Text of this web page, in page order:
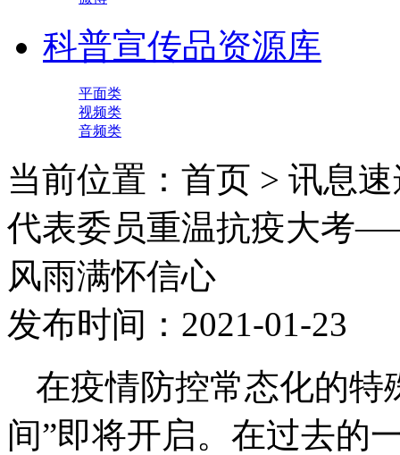
科普宣传品资源库
平面类
视频类
音频类
当前位置：首页 > 讯息
代表委员重温抗疫大考
风雨满怀信心
发布时间：2021-01-23
在疫情防控常态化的特
间”即将开启。在过去的